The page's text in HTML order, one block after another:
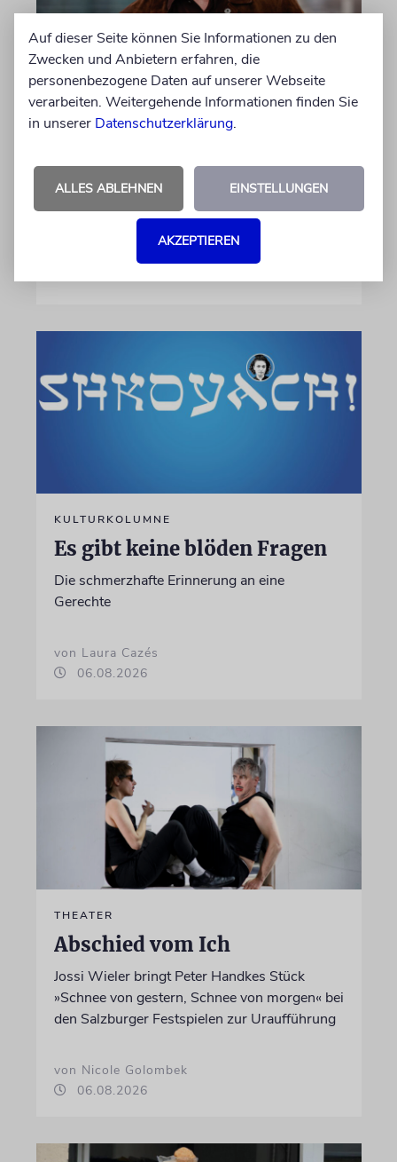
LONDON
Schwinden die Chancen auf
einen jüdischen James Bond?
Seit Jahren wird darüber spekuliert, wer der
Amy Pascal geht, fällt die Entscheidung bald.
weiterhin gut?
KULTURKOLUMNE
Es gibt keine blöden Fragen
Die schmerzhafte Erinnerung an eine
Gerechte
von Laura Cazés
06.08.2026
THEATER
Abschied vom Ich
Jossi Wieler bringt Peter Handkes Stück
»Schnee von gestern, Schnee von morgen« bei
den Salzburger Festspielen zur Uraufführung
von Nicole Golombek
06.08.2026
Auf dieser Seite können Sie Informationen zu den
Zwecken und Anbietern erfahren, die
personenbezogene Daten auf unserer Webseite
verarbeiten. Weitergehende Informationen finden Sie
in unserer Datenschutzerklärung.
ALLES ABLEHNEN EINSTELLUNGEN
AKZEPTIEREN